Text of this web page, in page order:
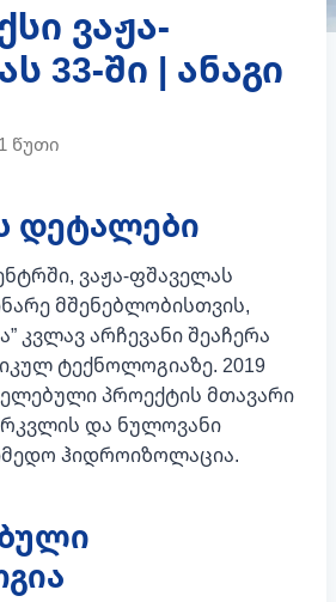
ვაჟა-
33-ში | ანაგი
დეტალები
ვაჟა-ფშაველას
მშენებლობისთვის,
კვლავ არჩევანი შეაჩერა
ტექნოლოგიაზე. 2019
პროექტის მთავარი
და ნულოვანი
ჰიდროიზოლაცია.